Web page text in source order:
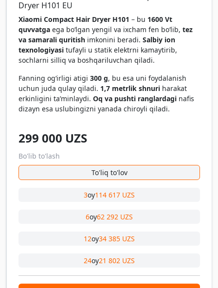
Dryer H101 EU
Xiaomi Compact Hair Dryer H101 – bu 1600 Vt
quvvatga ega bo‘lgan yengil va ixcham fen bo‘lib, tez
va samarali quritish imkonini beradi. Salbiy ion
texnologiyasi tufayli u statik elektrni kamaytirib,
sochlarni silliq va boshqariluvchan qiladi.
Fanning og‘irligi atigi 300 g, bu esa uni foydalanish
uchun juda qulay qiladi. 1,7 metrlik shnuri harakat
erkinligini ta’minlaydi. Oq va pushti ranglardagi nafis
dizayn esa uslubingizni yanada chiroyli qiladi.
299 000 UZS
Bo'lib to'lash
To'liq to'lov
3oy114 617 UZS
6oy62 292 UZS
12oy34 385 UZS
24oy21 802 UZS